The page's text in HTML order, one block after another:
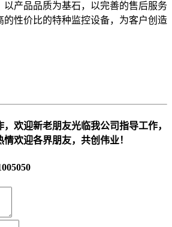
以产品品质为基石，以完善的售后服务
的性价比的特种监控设备，为客户创造
欢迎新老朋友光临我公司指导工作，
欢迎各界朋友，共创伟业！